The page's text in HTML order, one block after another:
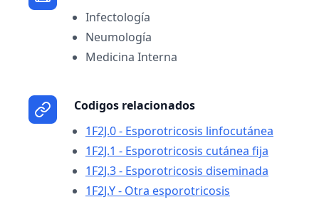
Infectología
Neumología
Medicina Interna
Codigos relacionados
1F2J.0 - Esporotricosis linfocutánea
1F2J.1 - Esporotricosis cutánea fija
1F2J.3 - Esporotricosis diseminada
1F2J.Y - Otra esporotricosis